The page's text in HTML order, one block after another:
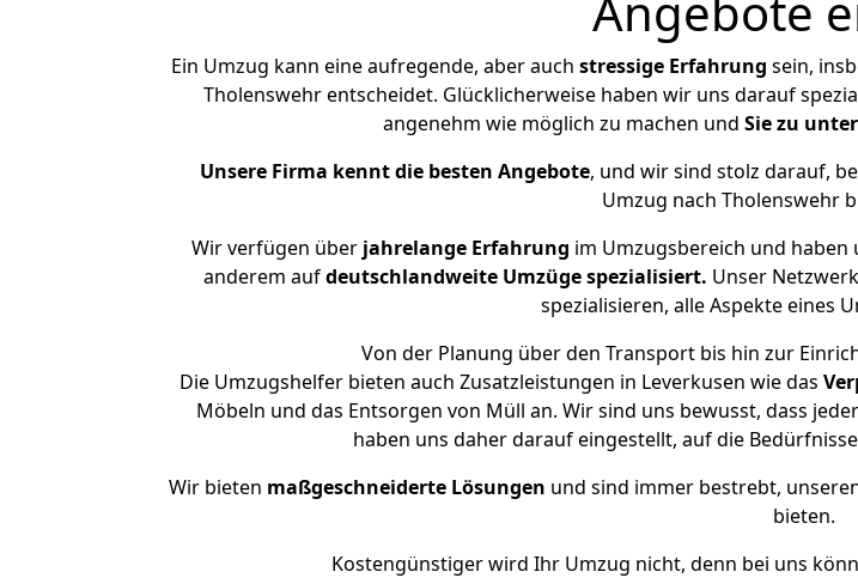
Ein Umzug kann eine aufregende, aber auch stressige Erfahrung sein,
Tholenswehr entscheidet. Glücklicherweise haben wir uns darauf
angenehm wie möglich zu machen und Sie zu
Unsere Firma kennt die besten Angebote, und wir sind stolz darauf,
Umzug nach Tholenswehr
Wir verfügen überjahrelange Erfahrung im Umzugsbereich und
anderem aufdeutschlandweite Umzüge spezialisiert. Unser
spezialisieren, alle Aspekte eines
Von der Planung über den Transport bis hin zur
Die Umzugshelfer bieten auch Zusatzleistungen in Leverkusen wie das
Möbeln und das Entsorgen von Müll an. Wir sind uns bewusst, dass
haben uns daher darauf eingestellt, auf die
Wir bieten maßgeschneiderte Lösungen und sind immer bestrebt,
bieten.
Kostengünstiger wird Ihr Umzug nicht, denn bei uns